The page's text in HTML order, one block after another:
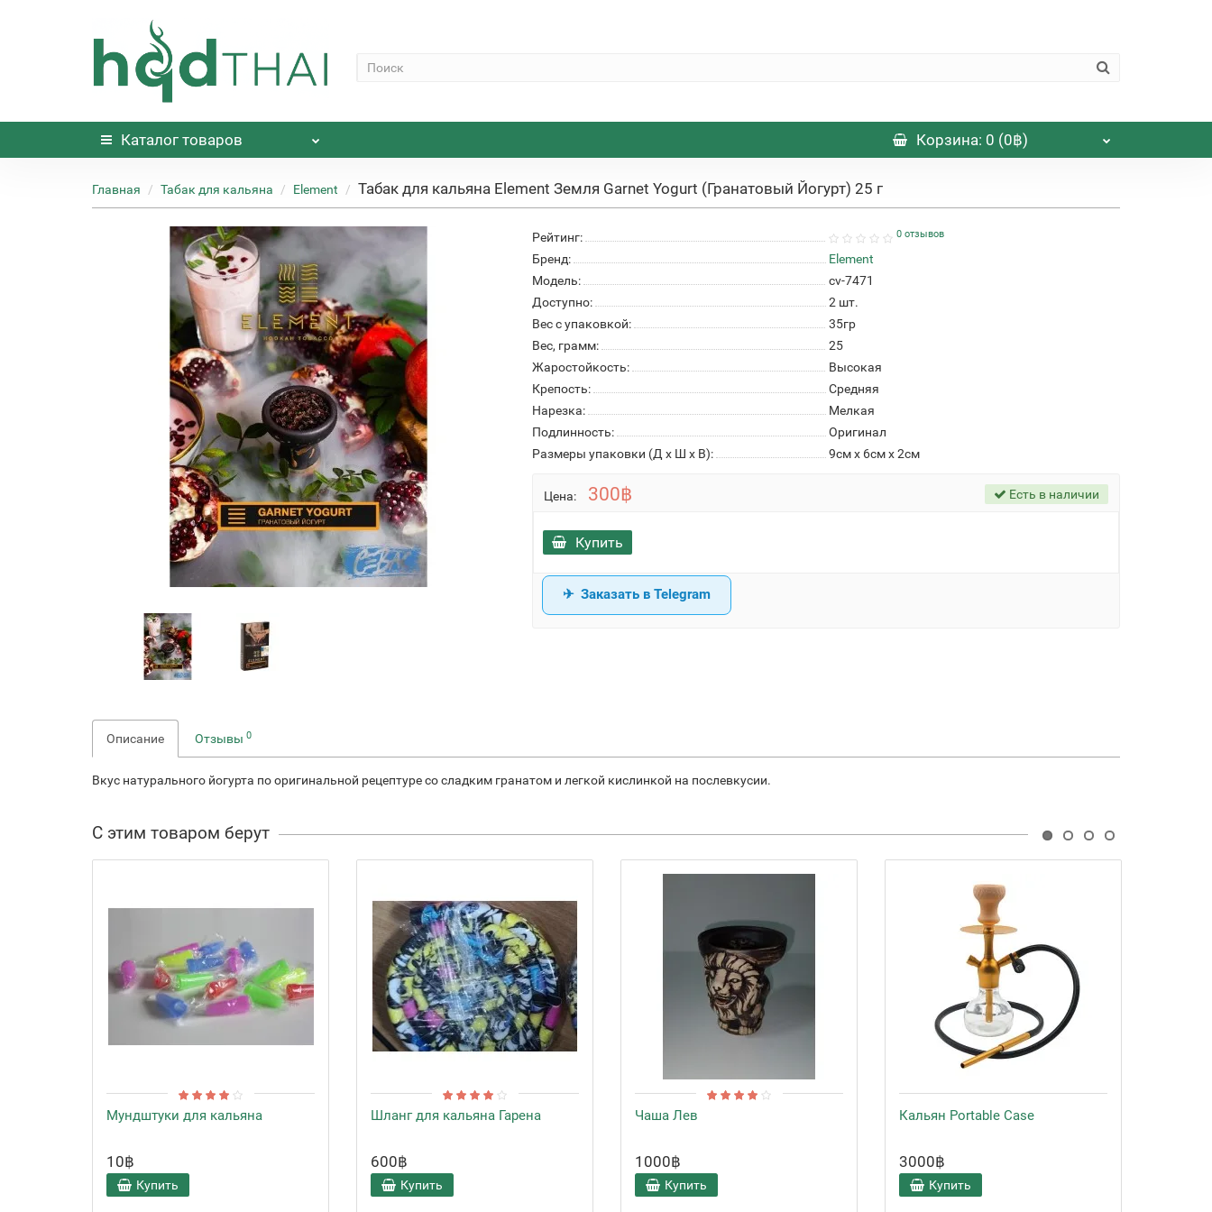
Каталог товаров Корзина: 0 (0฿)
Главная Табак для кальяна Element Табак для кальяна Element Земля Garnet Yogurt (Гранатовый Йогурт) 25 г
Рейтинг: 0 отзывов
Бренд:
Element
Модель:
cv-7471
Доступно:
2шт.
Вес с упаковкой:
35гр
Вес, грамм:
25
Жаростойкость:
Высокая
Крепость:
Средняя
Нарезка:
Мелкая
Подлинность:
Оригинал
Размеры упаковки (Д х Ш х В):
9см x 6см x 2см
Цена: 300฿ Есть в наличии
Купить
Заказать в Telegram
Описание Отзывы 0
Вкус натурального йогурта по оригинальной рецептуре со сладким гранатом и легкой кислинкой на послевкусии.
С этим товаром берут
Мундштуки для кальяна
10฿
Купить
Шланг для кальяна Гарена
600฿
Купить
Чаша Лев
1000฿
Купить
Кальян Portable Case
3000฿
Купить